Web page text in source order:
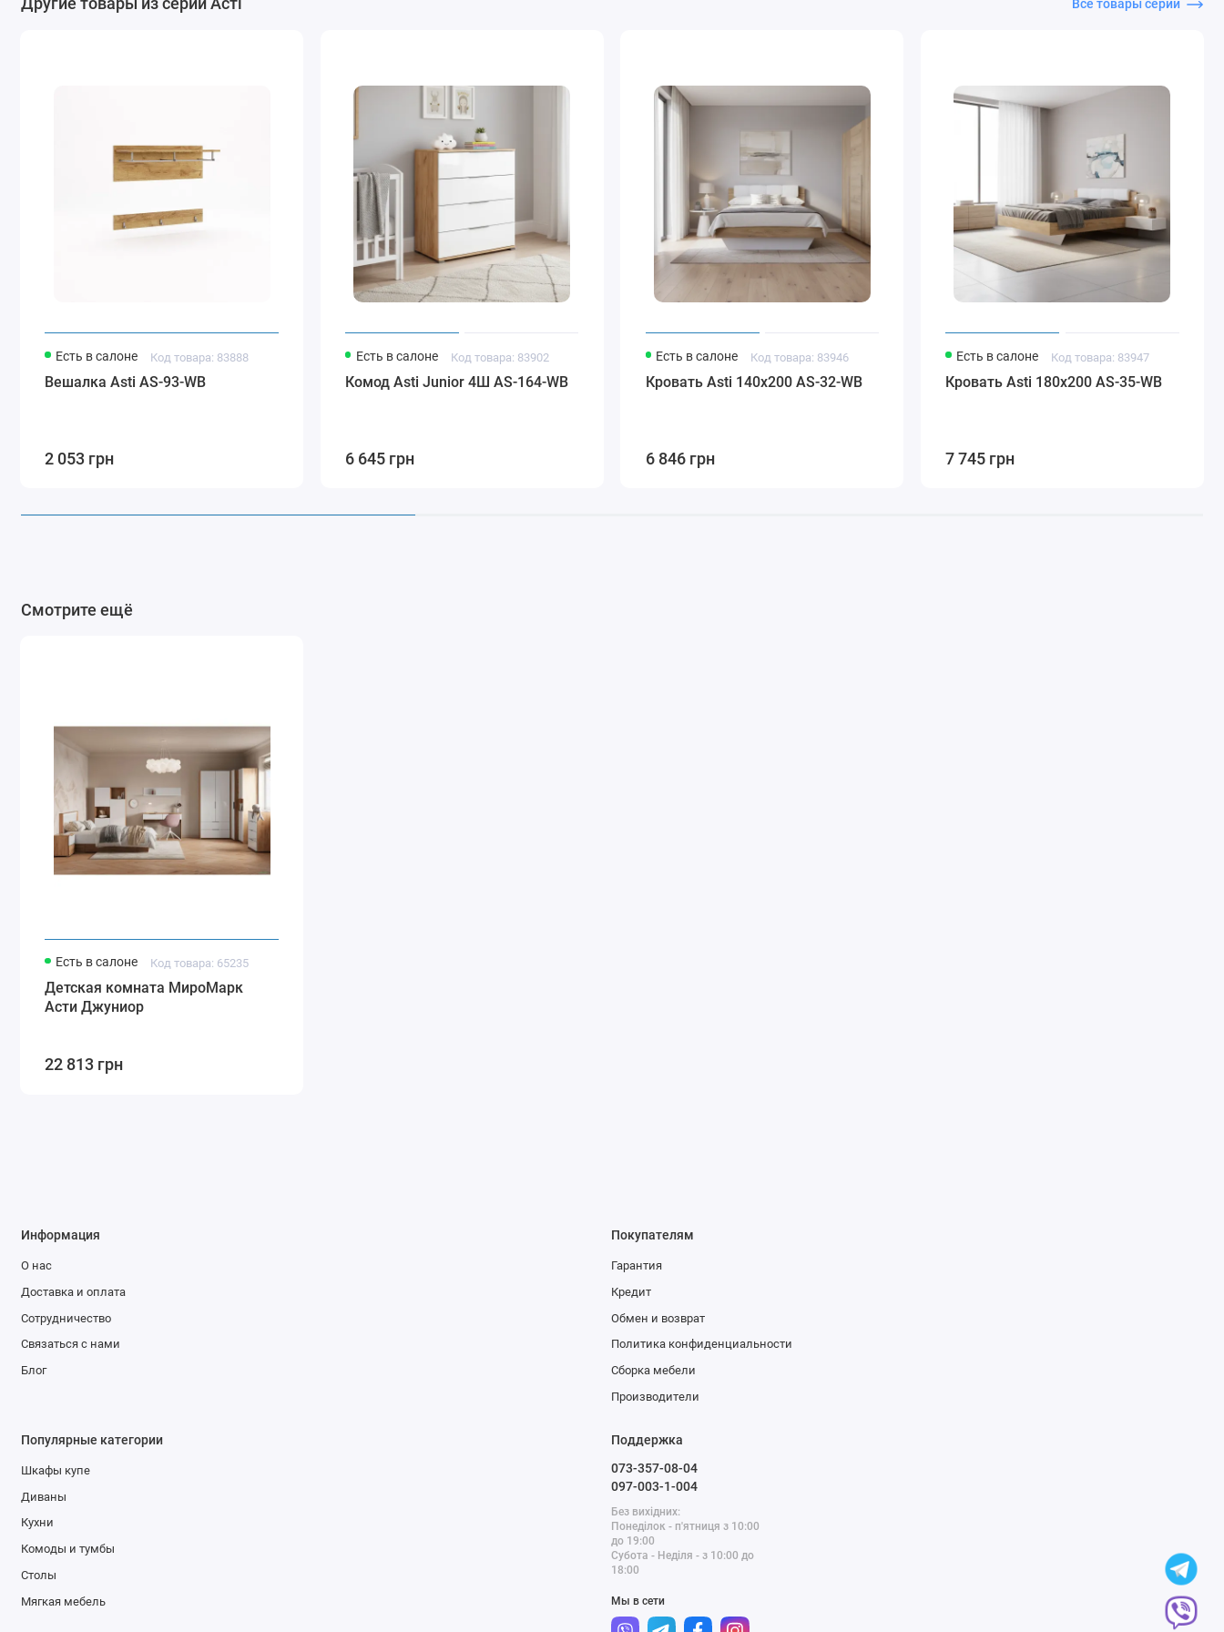
Все товары серии
Есть в салоне Код товара: 83888
Вешалка Asti AS-93-WB
2 053 грн
Есть в салоне Код товара: 83902
Комод Asti Junior 4Ш AS-164-WB
6 645 грн
Есть в салоне Код товара: 83946
Кровать Asti 140x200 AS-32-WB
6 846 грн
Есть в салоне Код товара: 83947
Кровать Asti 180x200 AS-35-WB
7 745 грн
Смотрите ещё
Есть в салоне Код товара: 65235
Детская комната МироМарк
Асти Джуниор
22 813 грн
Информация
О нас
Доставка и оплата
Сотрудничество
Связаться с нами
Блог
Покупателям
Гарантия
Кредит
Обмен и возврат
Политика конфиденциальности
Сборка мебели
Производители
Популярные категории
Шкафы купе
Диваны
Кухни
Комоды и тумбы
Столы
Мягкая мебель
Поддержка
073-357-08-04
097-003-1-004
Без вихідних:
Понеділок - п'ятниця з 10:00
до 19:00
Субота - Неділя - з 10:00 до
18:00
Мы в сети